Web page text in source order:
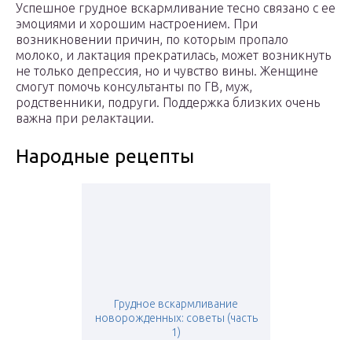
Успешное грудное вскармливание тесно связано с ее
эмоциями и хорошим настроением. При
возникновении причин, по которым пропало
молоко, и лактация прекратилась, может возникнуть
не только депрессия, но и чувство вины. Женщине
смогут помочь консультанты по ГВ, муж,
родственники, подруги. Поддержка близких очень
важна при релактации.
Народные рецепты
Грудное вскармливание
новорожденных: советы (часть
1)